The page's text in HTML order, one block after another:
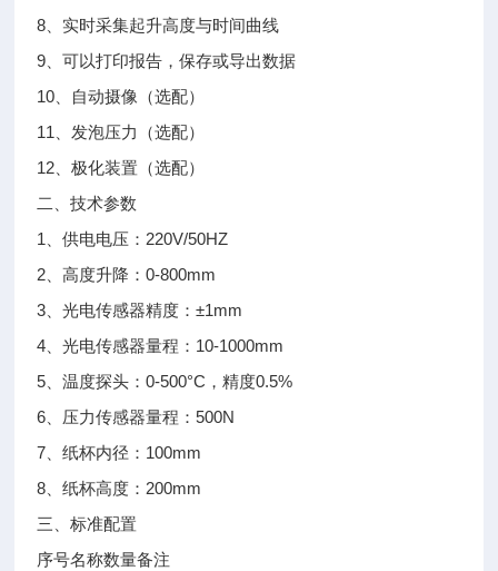
8、实时采集起升高度与时间曲线
9、可以打印报告，保存或导出数据
10、自动摄像（选配）
11、发泡压力（选配）
12、极化装置（选配）
二、技术参数
1、供电电压：220V/50HZ
2、高度升降：0-800mm
3、光电传感器精度：±1mm
4、光电传感器量程：10-1000mm
5、温度探头：0-500°C，精度0.5%
6、压力传感器量程：500N
7、纸杯内径：100mm
8、纸杯高度：200mm
三、标准配置
序号名称数量备注